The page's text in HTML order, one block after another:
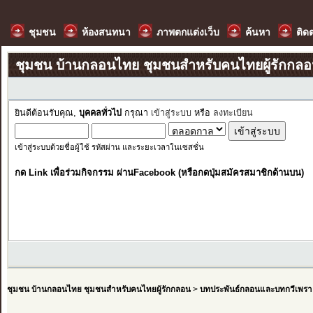
ชุมชน ห้องสนทนา ภาพตกแต่งเว็บ ค้นหา ติด
ชุมชน บ้านกลอนไทย ชุมชนสำหรับคนไทยผู้รักกล
ยินดีต้อนรับคุณ, บุคคลทั่วไป กรุณา เข้าสู่ระบบ หรือ ลงทะเบียน
เข้าสู่ระบบด้วยชื่อผู้ใช้ รหัสผ่าน และระยะเวลาในเซสชั่น
กด Link เพื่อร่วมกิจกรรม ผ่านFacebook (หรือกดปุ่มสมัครสมาชิกด้านบน)
ชุมชน บ้านกลอนไทย ชุมชนสำหรับคนไทยผู้รักกลอน> บทประพันธ์กลอนและบทกวีเพรา